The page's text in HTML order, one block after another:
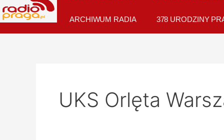
ARCHIWUM RADIA 378 URODZINY
UKS Orlęta